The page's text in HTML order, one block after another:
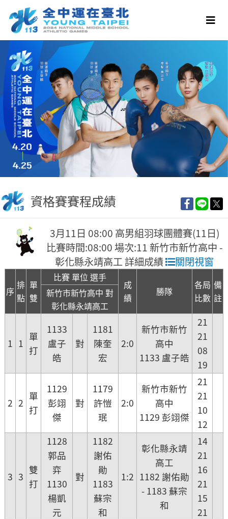
資格賽賽程成績
3月11日 08:00 高男組羽球團體賽(11日)
比賽時間:08:00 場次:11 新竹市新竹高中 -
彰化縣永靖高工 詳細成績
關閉視窗
序
排
點
單
雙
比賽 單位 選手
成
績
勝隊
各局
比數
備
註
新竹市新竹高中 對
彰化縣永靖高工
1 1
單
打
1133
盧子
皓
對
1181
陳奎
宏
2:0
新竹市新竹
高中
1133 盧子皓
21
21
08
19
2 2
單
打
1129
彭翊
傑
對
1179
許愷
珉
2:0
新竹市新竹
高中
1129 彭翊傑
21
21
10
12
3 3
雙
打
1128
郭品
弈
1130
楊凱
元
對
1182
謝佑
勛
1183
蘇宗
和
1:2
彰化縣永靖
高工
1182 謝佑勛
- 1183 蘇宗
和
14
21
16
21
15
21